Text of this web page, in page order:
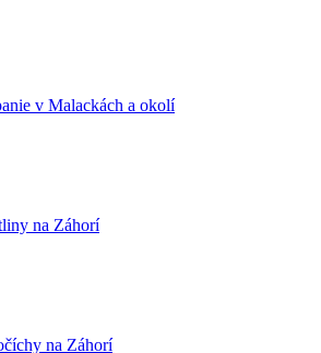
v Malackách a okolí
na Záhorí
na Záhorí